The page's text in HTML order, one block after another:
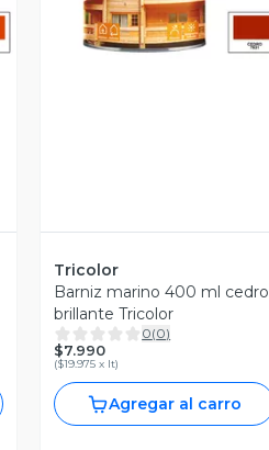
Tricolor
Barniz marino 400 ml cedro
brillante Tricolor
0(0)
$7.990
($19.975 x lt)
Agregar al carro